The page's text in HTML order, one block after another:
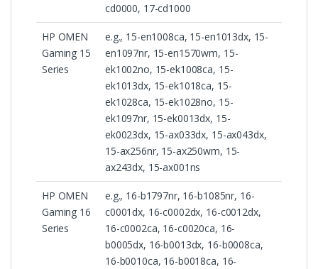
cd0000, 17-cd1000
HP OMEN
Gaming 15
Series
e.g., 15-en1008ca, 15-en1013dx, 15-
en1097nr, 15-en1570wm, 15-
ek1002no, 15-ek1008ca, 15-
ek1013dx, 15-ek1018ca, 15-
ek1028ca, 15-ek1028no, 15-
ek1097nr, 15-ek0013dx, 15-
ek0023dx, 15-ax033dx, 15-ax043dx,
15-ax256nr, 15-ax250wm, 15-
ax243dx, 15-ax001ns
HP OMEN
Gaming 16
Series
e.g., 16-b1797nr, 16-b1085nr, 16-
c0001dx, 16-c0002dx, 16-c0012dx,
16-c0002ca, 16-c0020ca, 16-
b0005dx, 16-b0013dx, 16-b0008ca,
16-b0010ca, 16-b0018ca, 16-